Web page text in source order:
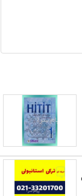
گزارش
دهید.